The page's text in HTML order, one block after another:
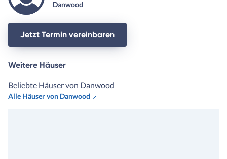
Danwood
Jetzt Termin vereinbaren
Weitere Häuser
Beliebte Häuser von Danwood
Alle Häuser von Danwood